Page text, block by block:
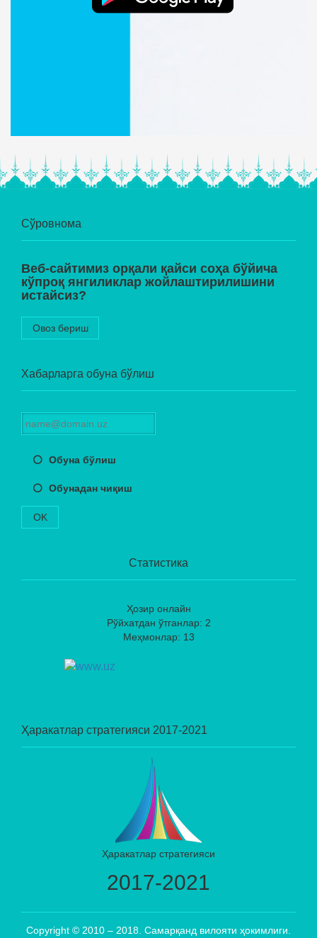
Сўровнома
Веб-сайтимиз орқали қайси соҳа бўйича
кўпроқ янгиликлар жойлаштирилишини
истайсиз?
Овоз бериш
Хабарларга обуна бўлиш
Обуна бўлиш
Обунадан чиқиш
OK
Статистика
Ҳозир онлайн
Рўйхатдан ўтганлар: 2
Меҳмонлар: 13
Ҳаракатлар стратегияси 2017-2021
Ҳаракатлар стратегияси
2017-2021
Copyright © 2010 – 2018. Самарқанд вилояти ҳокимлиги.